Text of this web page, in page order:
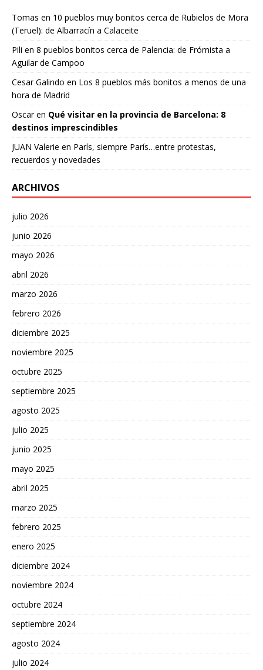
Tomas en 10 pueblos muy bonitos cerca de Rubielos de Mora
(Teruel): de Albarracín a Calaceite
Pili en 8 pueblos bonitos cerca de Palencia: de Frómista a
Aguilar de Campoo
Cesar Galindo en Los 8 pueblos más bonitos a menos de una
hora de Madrid
Oscaren Qué visitar en la provincia de Barcelona: 8
destinos imprescindibles
JUAN Valerie en París, siempre París…entre protestas,
recuerdos y novedades
ARCHIVOS
julio 2026
junio 2026
mayo 2026
abril 2026
marzo 2026
febrero 2026
diciembre 2025
noviembre 2025
octubre 2025
septiembre 2025
agosto 2025
julio 2025
junio 2025
mayo 2025
abril 2025
marzo 2025
febrero 2025
enero 2025
diciembre 2024
noviembre 2024
octubre 2024
septiembre 2024
agosto 2024
julio 2024